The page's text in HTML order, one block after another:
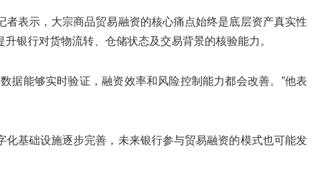
表示，大宗商品贸易融资的核心痛点始终是底层资产真实性
银行对货物流转、仓储状态及交易背景的核验能力。
据能够实时验证，融资效率和风险控制能力都会改善。”他表
基础设施逐步完善，未来银行参与贸易融资的模式也可能发